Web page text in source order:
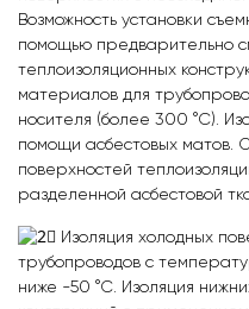
Возможность установки
помощью предварительно
теплоизоляционных
материалов для
носителя (более 300 °C).
помощи асбестовых матов.
поверхностей
разделенной асбестовой
Изоляция холодных
трубопроводов с
ниже -50 °C. Изоляция